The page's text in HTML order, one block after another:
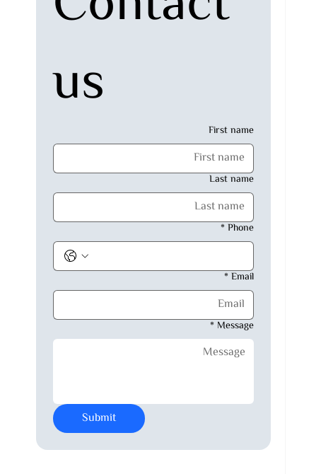
us
First name
Last name
Phone
*
Email
*
Message
*
Submit